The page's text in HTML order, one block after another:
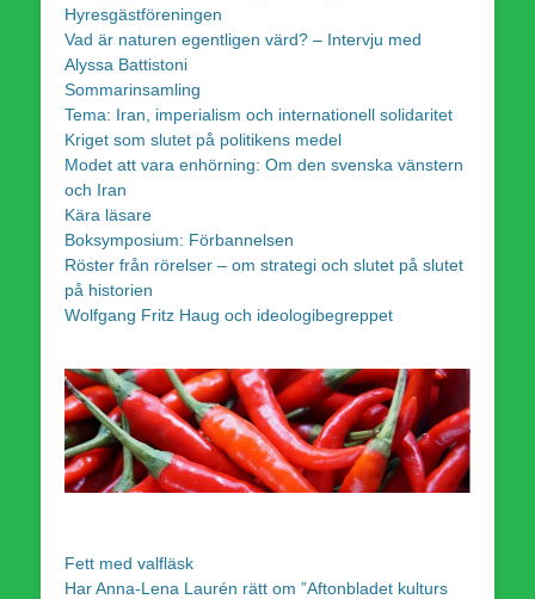
Hyresgästföreningen
Vad är naturen egentligen värd? – Intervju med
Alyssa Battistoni
Sommarinsamling
Tema: Iran, imperialism och internationell solidaritet
Kriget som slutet på politikens medel
Modet att vara enhörning: Om den svenska vänstern
och Iran
Kära läsare
Boksymposium: Förbannelsen
Röster från rörelser – om strategi och slutet på slutet
på historien
Wolfgang Fritz Haug och ideologibegreppet
Fett med valfläsk
Har Anna-Lena Laurén rätt om ”Aftonbladet kulturs